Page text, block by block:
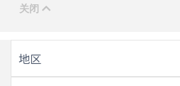
地区